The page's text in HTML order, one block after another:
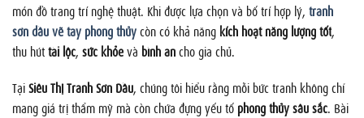
món đồ trang trí nghệ thuật. Khi được lựa chọn và bố trí hợp lý, tranh
sơn dầu vẽ tay phong thủycòn có khả năng kích hoạt năng lượng tốt,
thu húttài lộc, sức khỏevà bình ancho gia chủ.
TạiSiêu Thị Tranh Sơn Dầu, chúng tôi hiểu rằng mỗi bức tranh không chỉ
mang giá trị thẩm mỹ mà còn chứa đựng yếu tố phong thủy sâu sắc. Bài